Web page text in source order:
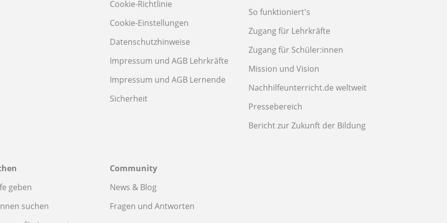
Cookie-Richtlinie
Cookie-Einstellungen
Datenschutzhinweise
Impressum und AGB Lehrkräfte
Impressum und AGB Lernende
Sicherheit
So funktioniert's
Zugang für Lehrkräfte
Zugang für Schüler:innen
Mission und Vision
Nachhilfeunterricht.de weltweit
Pressebereich
Bericht zur Zukunft der Bildung
geben
suchen
Community
News & Blog
Fragen und Antworten